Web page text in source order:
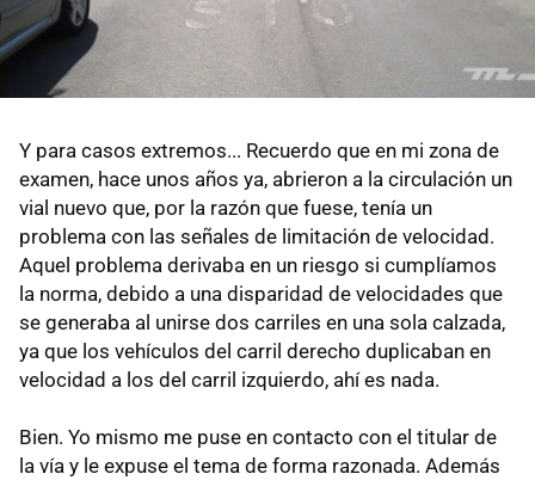
Y para casos extremos... Recuerdo que en mi zona de
examen, hace unos años ya, abrieron a la circulación un
vial nuevo que, por la razón que fuese, tenía un
problema con las señales de limitación de velocidad.
Aquel problema derivaba en un riesgo si cumplíamos
la norma, debido a una disparidad de velocidades que
se generaba al unirse dos carriles en una sola calzada,
ya que los vehículos del carril derecho duplicaban en
velocidad a los del carril izquierdo, ahí es nada.
Bien. Yo mismo me puse en contacto con el titular de
la vía y le expuse el tema de forma razonada. Además